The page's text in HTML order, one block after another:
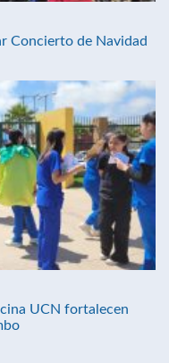
Concierto de Navidad
UCN fortalecen